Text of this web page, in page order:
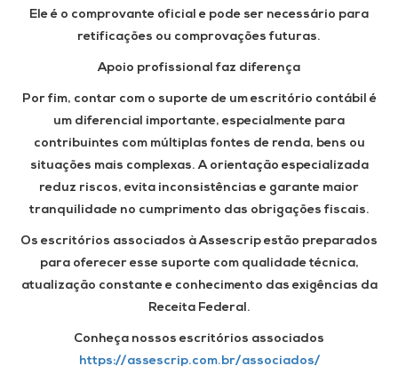
Ele é o comprovante oficial e pode ser necessário para
retificações ou comprovações futuras.
Apoio profissional faz diferença
Por fim, contar com o suporte de um escritório contábil é
um diferencial importante, especialmente para
contribuintes com múltiplas fontes de renda, bens ou
situações mais complexas. A orientação especializada
reduz riscos, evita inconsistências e garante maior
tranquilidade no cumprimento das obrigações fiscais.
Os escritórios associados à Assescrip estão preparados
para oferecer esse suporte com qualidade técnica,
atualização constante e conhecimento das exigências da
Receita Federal.
Conheça nossos escritórios associados
https://assescrip.com.br/associados/